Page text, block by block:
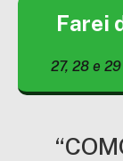
Farei
27, 28 e